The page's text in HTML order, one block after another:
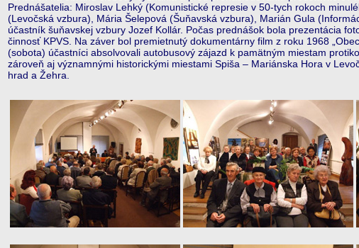
Prednášatelia: Miroslav Lehký (Komunistické represie v 50-tych rokoch
(Levočská vzbura), Mária Šelepová (Šuňavská vzbura), Marián Gula
účastník šuňavskej vzbury Jozef Kollár. Počas prednášok bola prezentácia
činnosť KPVS. Na záver bol premietnutý dokumentárny film z roku 1968
(sobota) účastníci absolvovali autobusový zájazd k pamätným miestam
zároveň aj významnými historickými miestami Spiša – Mariánska Hora v
hrad a Žehra.